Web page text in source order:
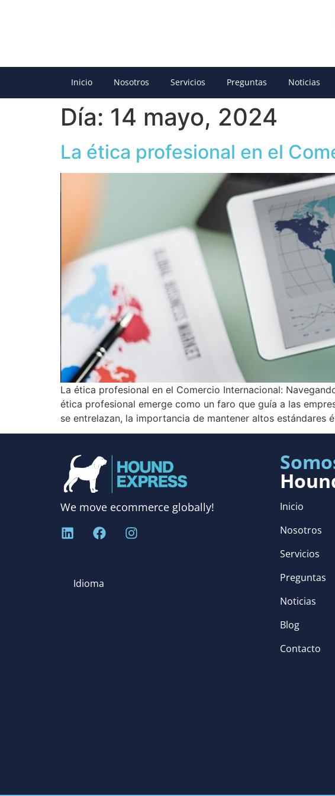
Inicio Nosotros Servicios Preguntas Noticias
Día: 14 mayo, 2024
La ética profesional en el
La ética profesional en el Comercio Internacional:
ética profesional emerge como un faro que guía a las
se entrelazan, la importancia de mantener altos estándares
We move ecommerce globally!
Idioma
Inicio
Nosotros
Servicios
Preguntas
Noticias
Blog
Contacto